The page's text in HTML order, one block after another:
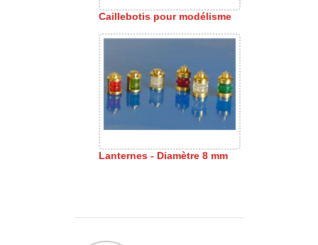
Caillebotis pour modélisme
Lanternes - Diamètre 8 mm